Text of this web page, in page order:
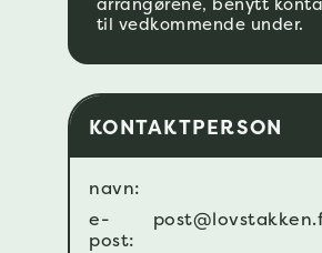
til vedkommende under.
KONTAKTPERSON
navn:
e-
post: